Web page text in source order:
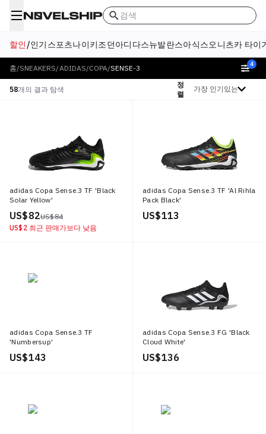
검색
할인 /인기 스포츠나이키조던아디다스뉴발란스아식스오니츠카 타이
홈/SNEAKERS/ADIDAS/COPA/SENSE-3 4
58개의 결과 탐색
정
렬
정렬 기준
adidas Copa Sense.3 TF 'Black
Solar Yellow'
US$ 82US$ 84
US$ 2 최근 판매가보다 낮음
adidas Copa Sense.3 TF 'Al Rihla
Pack Black'
US$ 113
adidas Copa Sense.3 TF
'Numbersup'
US$ 143
adidas Copa Sense.3 FG 'Black
Cloud White'
US$ 136